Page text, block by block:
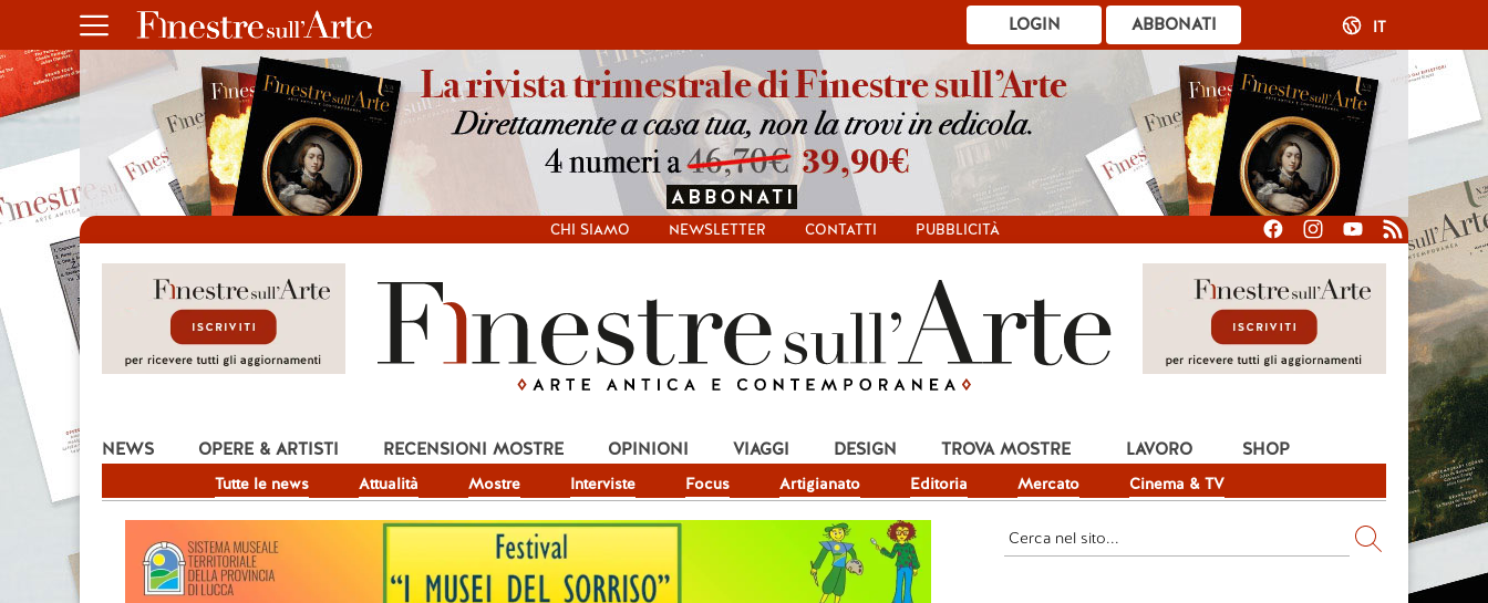
ABBONATI
LOGIN IT
CHI SIAMO NEWSLETTER CONTATTI PUBBLICITÀ
NEWS
Tutte le news Attualità Mostre Interviste Focus Artigianato Editoria Mercato Cinema & TV
OPERE & ARTISTI RECENSIONI MOSTRE OPINIONI VIAGGI DESIGN TROVA MOSTRE LAVORO SHOP